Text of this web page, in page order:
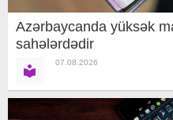
Azərbaycanda yüksək
sahələrdədir
07.08.2026